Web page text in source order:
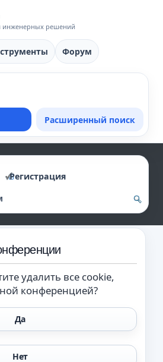
инженерных решений
Форум
Расширенный поиск
Регистрация
удалить все cookie,
конференцией?